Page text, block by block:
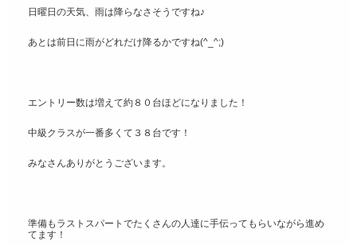
日曜日の天気、雨は降らなさそうですね♪
あとは前日に雨がどれだけ降るかですね(^_^;)
エントリー数は増えて約８０台ほどになりました！
中級クラスが一番多くて３８台です！
みなさんありがとうございます。
準備もラストスパートでたくさんの人達に手伝ってもらいながら進め
てます！